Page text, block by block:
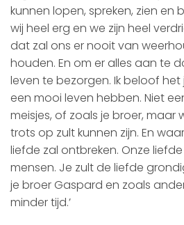
kunnen lopen, spreken, zien en
wij heel erg en we zijn heel
dat zal ons er nooit van
houden. En om er alles aan te
leven te bezorgen. Ik beloof het
een mooi leven hebben. Niet
meisjes, of zoals je broer, maar
trots op zult kunnen zijn. En
liefde zal ontbreken. Onze
mensen. Je zult de liefde
je broer Gaspard en zoals
minder tijd.’